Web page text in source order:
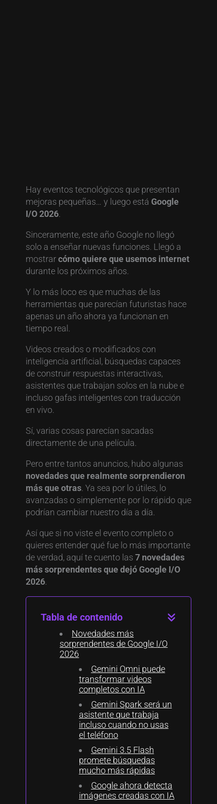
Hay eventos tecnológicos que presentan
mejoras pequeñas… y luego está Google
I/O 2026.
Sinceramente, este año Google no llegó
solo a enseñar nuevas funciones. Llegó a
mostrarcómo quiere que usemos internet
durante los próximos años.
Y lo más loco es que muchas de las
herramientas que parecían futuristas hace
apenas un año ahora ya funcionan en
tiempo real.
Videos creados o modificados con
inteligencia artificial, búsquedas capaces
de construir respuestas interactivas,
asistentes que trabajan solos en la nube e
incluso gafas inteligentes con traducción
en vivo.
Sí, varias cosas parecían sacadas
directamente de una película.
Pero entre tantos anuncios, hubo algunas
novedades que realmente sorprendieron
más que otras. Ya sea por lo útiles, lo
avanzadas o simplemente por lo rápido que
podrían cambiar nuestro día a día.
Así que si no viste el evento completo o
quieres entender qué fue lo más importante
de verdad, aquí te cuento las 7 novedades
más sorprendentes que dejó Google I/O
2026.
Tabla de contenido
Novedades más
sorprendentes de Google I/O
2026
Gemini Omni puede
transformar videos
completos con IA
Gemini Spark será un
asistente que trabaja
incluso cuando no usas
el teléfono
Gemini 3.5 Flash
promete búsquedas
mucho más rápidas
Google ahora detecta
imágenes creadas con IA